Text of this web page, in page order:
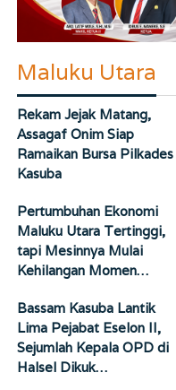
Maluku Utara
Rekam Jejak Matang,
Assagaf Onim Siap
Ramaikan Bursa Pilkades
Kasuba
Pertumbuhan Ekonomi
Maluku Utara Tertinggi,
tapi Mesinnya Mulai
Kehilangan Momen…
Bassam Kasuba Lantik
Lima Pejabat Eselon II,
Sejumlah Kepala OPD di
Halsel Dikuk…